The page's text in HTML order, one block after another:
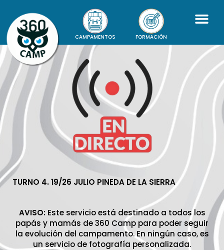
CAMPAMENTOS FORMACIÓN
TURNO 4. 19/26 JULIO PINEDA DE LA SIERRA
AVISO:Este servicio está destinado a todos los
papás y mamás de 360 Camp para poder seguir
la evolución del campamento. En ningún caso, es
un servicio de fotografía personalizada.